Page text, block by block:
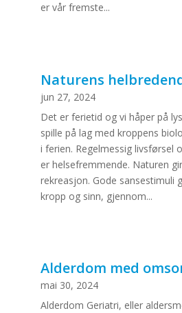
er vår fremste...
Naturens
jun 27, 2024
Det er ferietid og vi håper på
spille på lag med kroppens
i ferien. Regelmessig livsførsel
er helsefremmende. Naturen
rekreasjon. Gode sansestimuli
kropp og sinn, gjennom...
Alderdom med
mai 30, 2024
Alderdom Geriatri, eller